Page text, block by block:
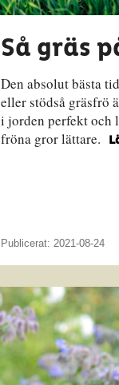
Så gräs
Den absolut bästa
eller stödså gräsfrö
i jorden perfekt
fröna gror lättare.
Publicerat: 2021-08-24